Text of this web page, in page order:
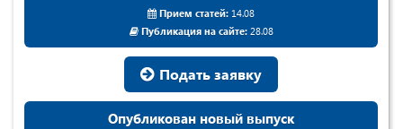
Прием статей: 14.08
Публикация на сайте:28.08
Подать заявку
Опубликован новый выпуск